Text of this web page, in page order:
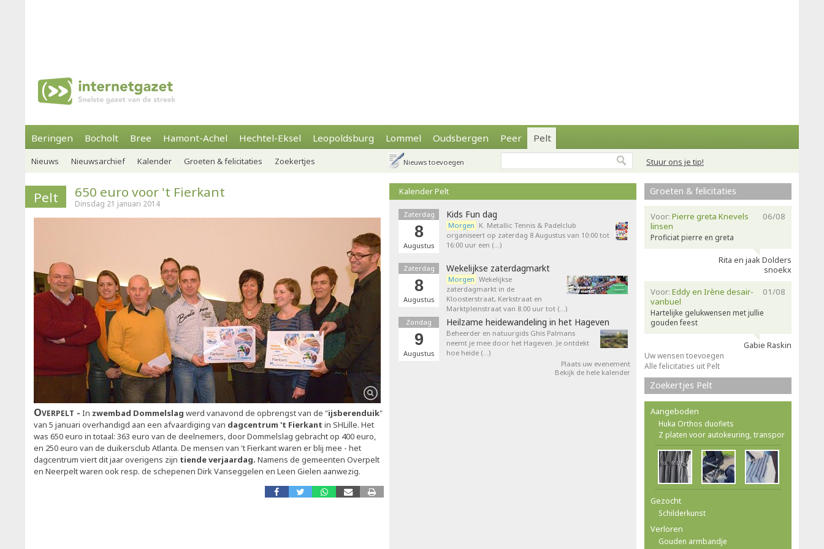
Beringen Bocholt Bree Hamont-Achel Hechtel-Eksel Leopoldsburg Lommel Oudsbergen Peer Pelt
Stuur ons je tip!
Nieuws Nieuwsarchief Kalender Groeten & felicitaties Zoekertjes Nieuws toevoegen
Pelt 650 euro voor 't Fierkant
Dinsdag 21 januari 2014
Overpelt In zwembad Dommelslag werd vanavond de opbrengst van de "ijsberenduik"
van 5 januari overhandigd aan een afvaardiging van dagcentrum 't Fierkant in SHLille. Het
was 650 euro in totaal: 363 euro van de deelnemers, door Dommelslag gebracht op 400 euro,
en 250 euro van de duikersclub Atlanta. De mensen van 't Fierkant waren er blij mee - het
dagcentrum viert dit jaar overigens zijn tiende verjaardag. Namens de gemeenten Overpelt
en Neerpelt waren ook resp. de schepenen Dirk Vanseggelen en Leen Gielen aanwezig.
Kalender Pelt
Zaterdag
8
Augustus
Kids Fun dag
Morgen K. Metallic Tennis & Padelclub
organiseert op zaterdag 8 Augustus van 10:00 tot
16:00 uur een (…)
Zaterdag
8
Augustus
Wekelijkse zaterdagmarkt
Morgen Wekelijkse
zaterdagmarkt in de
Kloosterstraat, Kerkstraat en
Marktpleinstraat van 8.00 uur tot (…)
Zondag
9
Augustus
Heilzame heidewandeling in het Hageven
Beheerder en natuurgids Ghis Palmans
neemt je mee door het Hageven. Je ontdekt
hoe heide (…)
Plaats uw evenement
Bekijk de hele kalender
Groeten & felicitaties
06/08
Voor: Pierre greta Knevels
linsen
Proficiat pierre en greta
Rita en jaak Dolders
snoekx
01/08
Voor: Eddy en Irène desair-
vanbuel
Hartelijke gelukwensen met jullie
gouden feest
Gabie Raskin
Uw wensen toevoegen
Alle felicitaties uit Pelt
Zoekertjes Pelt
Aangeboden
Huka Orthos duofiets
Z platen voor autokeuring, transpor
Gezocht
Schilderkunst
Verloren
Gouden armbandje